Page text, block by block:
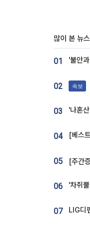
많이 본 뉴스
01
02 속보
03
04
05
06
07